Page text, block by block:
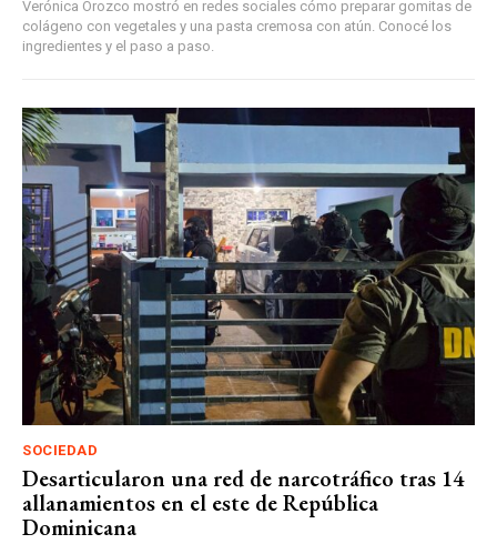
Verónica Orozco mostró en redes sociales cómo preparar gomitas de
colágeno con vegetales y una pasta cremosa con atún. Conocé los
ingredientes y el paso a paso.
SOCIEDAD
Desarticularon una red de narcotráfico tras 14
allanamientos en el este de República
Dominicana